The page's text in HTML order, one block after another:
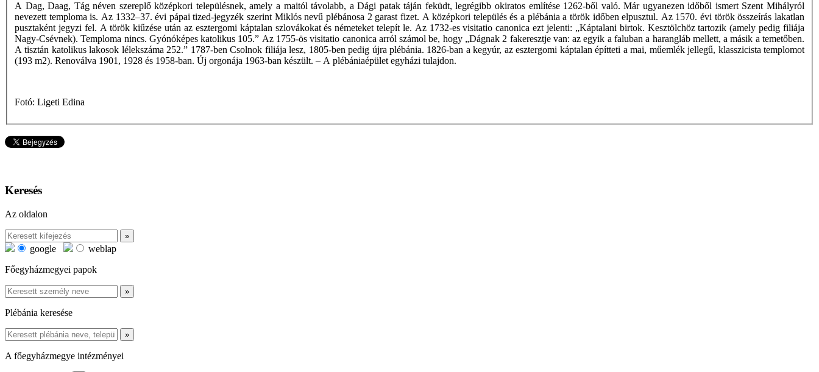
A Dag, Daag, Tág néven szereplő középkori településnek, amely a maitól távolabb, a Dági patak táján feküdt, legrégibb okiratos említése 1262-ből való. Már ugyanezen időből ismert Szent Mihályról
nevezett temploma is. Az 1332–37. évi pápai tized-jegyzék szerint Miklós nevű plébánosa 2 garast fizet. A középkori település és a plébánia a török időben elpusztul. Az 1570. évi török összeírás lakatlan
pusztaként jegyzi fel. A török kiűzése után az esztergomi káptalan szlovákokat és németeket telepít le. Az 1732-es visitatio canonica ezt jelenti: „Káptalani birtok. Kesztölchöz tartozik (amely pedig filiája
Nagy-Csévnek). Temploma nincs. Gyónóképes katolikus 105.” Az 1755-ös visitatio canonica arról számol be, hogy „Dágnak 2 fakeresztje van: az egyik a faluban a harangláb mellett, a másik a temetőben.
A tisztán katolikus lakosok lélekszáma 252.” 1787-ben Csolnok filiája lesz, 1805-ben pedig újra plébánia. 1826-ban a kegyúr, az esztergomi káptalan építteti a mai, műemlék jellegű, klasszicista templomot
(193 m2). Renoválva 1901, 1928 és 1958-ban. Új orgonája 1963-ban készült. – A plébániaépület egyházi tulajdon.
Fotó: Ligeti Edina
Keresés
Az oldalon
google
weblap
Főegyházmegyei papok
Plébánia keresése
A főegyházmegye intézményei